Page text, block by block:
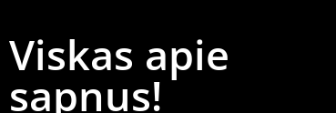
Viskas apie
sapnus!